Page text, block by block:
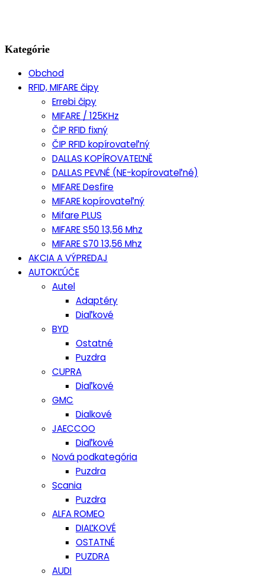
Kategórie
Obchod
RFID, MIFARE čipy
Errebi čipy
MIFARE / 125KHz
ČIP RFID fixný
ČIP RFID kopírovateľný
DALLAS KOPÍROVATEĽNĚ
DALLAS PEVNÉ (NE-kopírovateľné)
MIFARE Desfire
MIFARE kopírovateľný
Mifare PLUS
MIFARE S50 13,56 Mhz
MIFARE S70 13,56 Mhz
AKCIA A VÝPREDAJ
AUTOKĽÚČE
Autel
Adaptéry
Diaľkové
BYD
Ostatné
Puzdra
CUPRA
Diaľkové
GMC
Dialkové
JAECCOO
Diaľkové
Nová podkategória
Puzdra
Scania
Puzdra
ALFA ROMEO
DIAĽKOVÉ
OSTATNÉ
PUZDRA
AUDI